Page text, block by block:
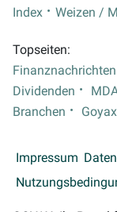
Index
Weizen /
Topseiten:
Finanznachrichten
Dividenden
Branchen
Impressum